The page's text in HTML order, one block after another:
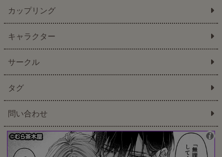
カップリング
キャラクター
サークル
タグ
問い合わせ